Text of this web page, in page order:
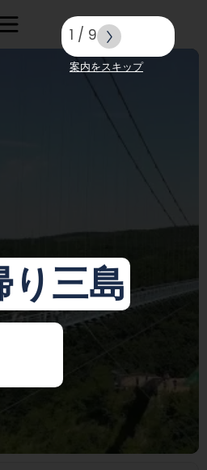
り三島
1 / 9
案内をスキップ